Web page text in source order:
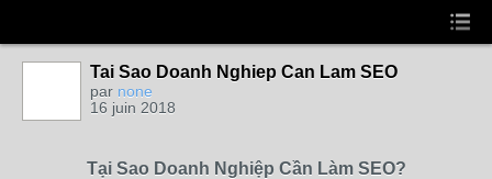
Tai Sao Doanh Nghiep Can Lam SEO
par none
16 juin 2018
Tại Sao Doanh Nghiệp Cần Làm SEO?